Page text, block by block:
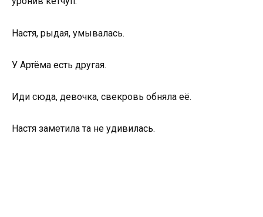
Настя, рыдая, умывалась.
У Артёма есть другая.
Иди сюда, девочка, свекровь обняла её.
Настя заметила та не удивилась.